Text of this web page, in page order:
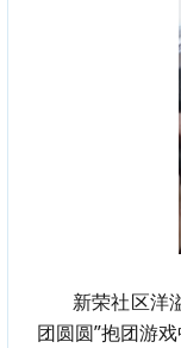
新荣社区洋
团圆圆”抱团游